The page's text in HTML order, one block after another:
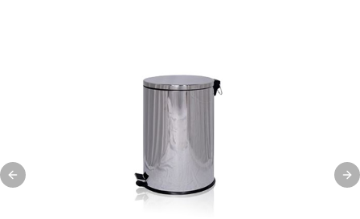
Previous slide